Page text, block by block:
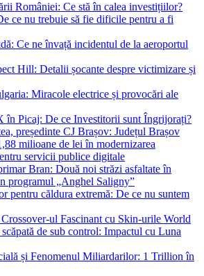
României: Ce stă în calea investițiilor?
ce nu trebuie să fie dificile pentru a fi
Ce ne învață incidentul de la aeroportul
Hill: Detalii șocante despre victimizare și
Miracole electrice și provocări ale
în Picaj: De ce Investitorii sunt Îngrijorați?
președinte CJ Brașov: Județul Brașov
milioane de lei în modernizarea
servicii publice digitale
Bran: Două noi străzi asfaltate în
programul „Anghel Saligny”
pentru căldura extremă: De ce nu suntem
ul Fascinant cu Skin-urile World
de sub control: Impactul cu Luna
și Fenomenul Miliardarilor: 1 Trillion în